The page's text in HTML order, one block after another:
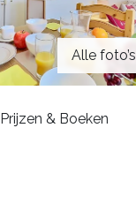
Alle foto’s
Prijzen & Boeken